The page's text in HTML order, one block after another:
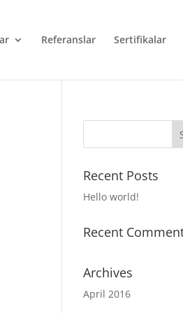
Referanslar Sertifikalar
Recent Posts
Hello world!
Recent
Archives
April 2016